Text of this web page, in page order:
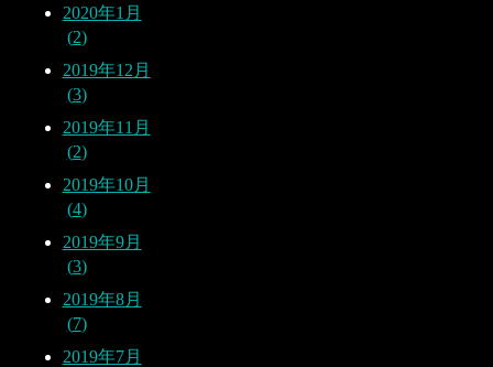
2020年1月
2
2019年12月
3
2019年11月
2
2019年10月
4
2019年9月
3
2019年8月
7
2019年7月